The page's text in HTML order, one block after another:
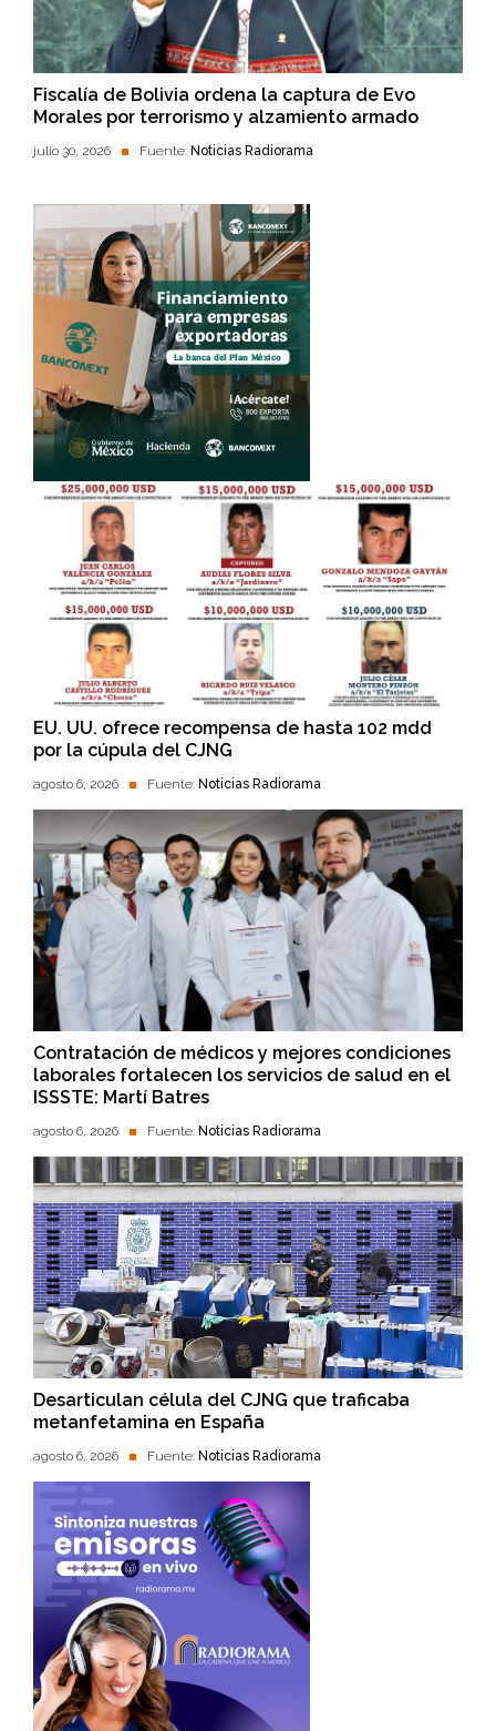
Fiscalía de Bolivia ordena la captura de Evo
Morales por terrorismo y alzamiento armado
julio 30, 2026 Fuente: Noticias Radiorama
EU. UU. ofrece recompensa de hasta 102 mdd
por la cúpula del CJNG
agosto 6, 2026 Fuente: Noticias Radiorama
Contratación de médicos y mejores condiciones
laborales fortalecen los servicios de salud en el
ISSSTE: Martí Batres
agosto 6, 2026 Fuente: Noticias Radiorama
Desarticulan célula del CJNG que traficaba
metanfetamina en España
agosto 6, 2026 Fuente: Noticias Radiorama